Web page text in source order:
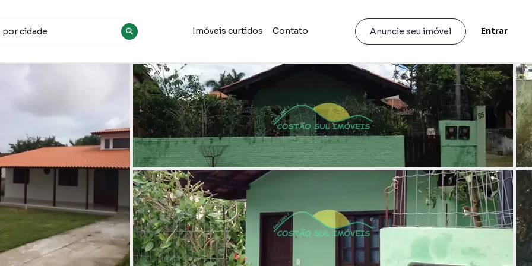
Imóveis curtidos Contato Anuncie seu imóvel Entrar